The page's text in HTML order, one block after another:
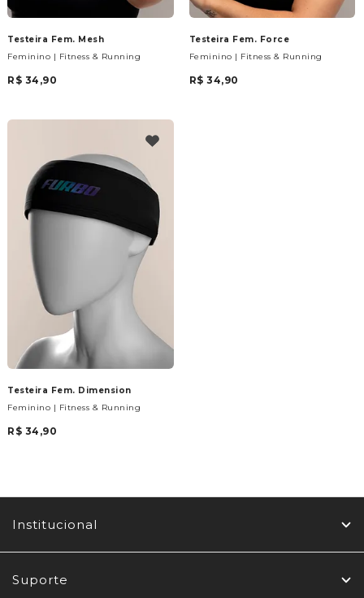
Testeira Fem. Mesh
Feminino | Fitness & Running
R$ 34,90
Testeira Fem. Force
Feminino | Fitness & Running
R$ 34,90
Testeira Fem. Dimension
Feminino | Fitness & Running
R$ 34,90
Institucional
Suporte